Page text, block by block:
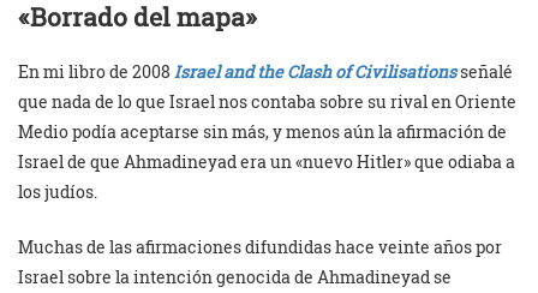
«Borrado del mapa»
En mi libro de 2008 Israel and the Clash of Civilisationsseñalé
que nada de lo que Israel nos contaba sobre su rival en Oriente
Medio podía aceptarse sin más, y menos aún la afirmación de
Israel de que Ahmadineyad era un «nuevo Hitler» que odiaba a
los judíos.
Muchas de las afirmaciones difundidas hace veinte años por
Israel sobre la intención genocida de Ahmadineyad se